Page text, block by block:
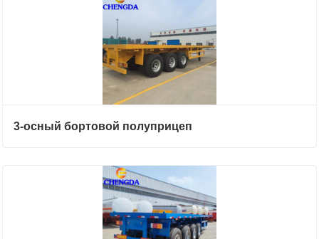
3-осный бортовой полуприцеп